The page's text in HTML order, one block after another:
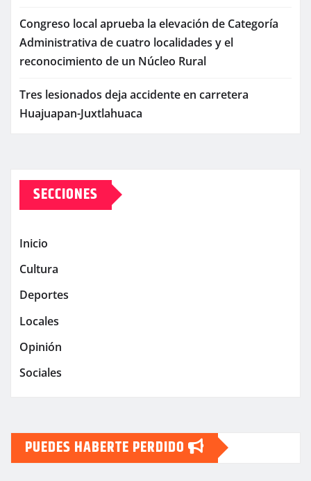
Congreso local aprueba la elevación de Categoría
Administrativa de cuatro localidades y el
reconocimiento de un Núcleo Rural
Tres lesionados deja accidente en carretera
Huajuapan-Juxtlahuaca
SECCIONES
Inicio
Cultura
Deportes
Locales
Opinión
Sociales
PUEDES HABERTE PERDIDO